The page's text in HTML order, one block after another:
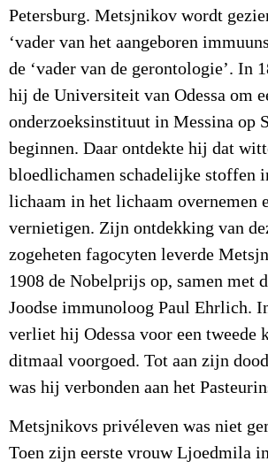
Petersburg. Metsjnikov wordt
‘vader van het aangeboren
de ‘vader van de gerontologie’. In
hij de Universiteit van Odessa om
onderzoeksinstituut in Messina op
beginnen. Daar ontdekte hij dat
bloedlichamen schadelijke stoffen
lichaam in het lichaam overnemen
vernietigen. Zijn ontdekking van
zogeheten fagocyten leverde
1908 de Nobelprijs op, samen met
Joodse immunoloog Paul Ehrlich.
verliet hij Odessa voor een tweede
ditmaal voorgoed. Tot aan zijn
was hij verbonden aan het
Metsjnikovs privéleven was niet
Toen zijn eerste vrouw Ljoedmila